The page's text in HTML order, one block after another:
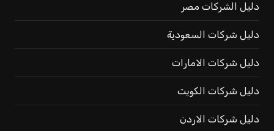
دليل الشركات مصر
دليل شركات السعودية
دليل شركات الامارات
دليل شركات الكويت
دليل شركات الاردن